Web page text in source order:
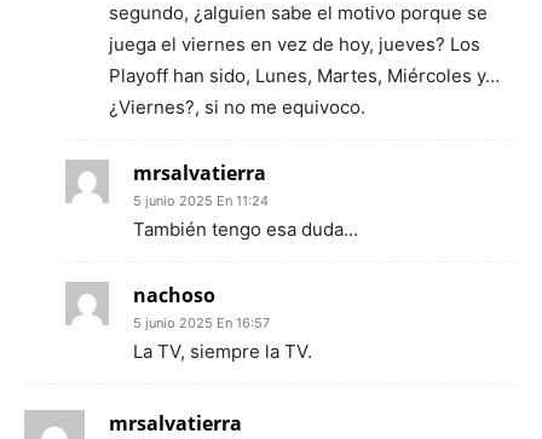
segundo, ¿alguien sabe el motivo porque se
juega el viernes en vez de hoy, jueves? Los
Playoff han sido, Lunes, Martes, Miércoles y…
¿Viernes?, si no me equivoco.
mrsalvatierra
5 junio 2025 En 11:24
También tengo esa duda…
nachoso
5 junio 2025 En 16:57
La TV, siempre la TV.
mrsalvatierra